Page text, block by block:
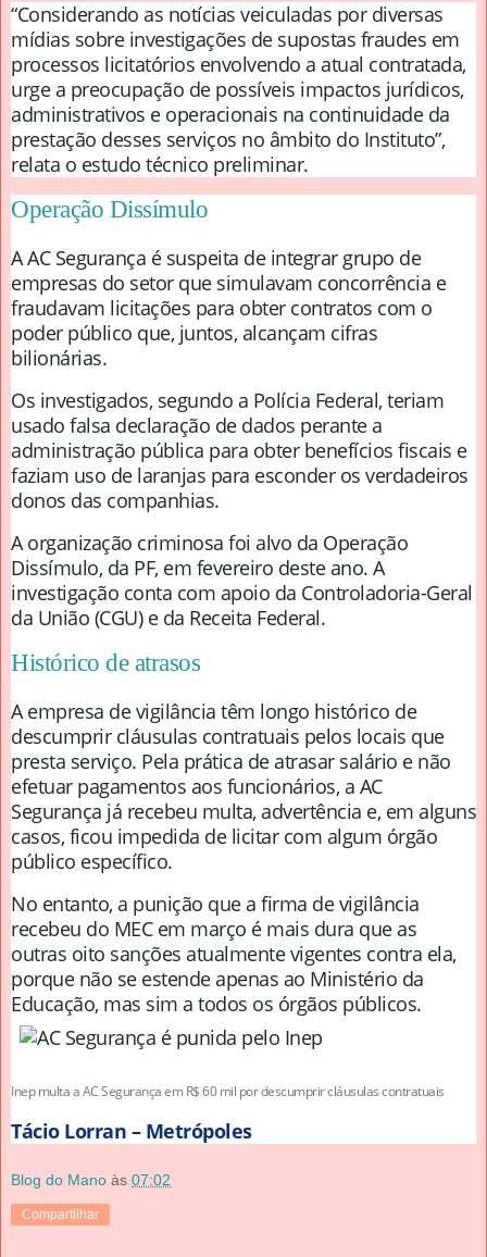
“Considerando as notícias veiculadas por diversas
mídias sobre investigações de supostas fraudes em
processos licitatórios envolvendo a atual contratada,
urge a preocupação de possíveis impactos jurídicos,
administrativos e operacionais na continuidade da
prestação desses serviços no âmbito do Instituto”,
relata o estudo técnico preliminar.
Operação Dissímulo
A AC Segurança é suspeita de integrar grupo de
empresas do setor que simulavam concorrência e
fraudavam licitações para obter contratos com o
poder público que, juntos, alcançam cifras
bilionárias.
Os investigados, segundo a Polícia Federal, teriam
usado falsa declaração de dados perante a
administração pública para obter benefícios fiscais e
faziam uso de laranjas para esconder os verdadeiros
donos das companhias.
A organização criminosa foi alvo da Operação
Dissímulo, da PF, em fevereiro deste ano. A
investigação conta com apoio da Controladoria-Geral
da União (CGU) e da Receita Federal.
Histórico de atrasos
A empresa de vigilância têm longo histórico de
descumprir cláusulas contratuais pelos locais que
presta serviço. Pela prática de atrasar salário e não
efetuar pagamentos aos funcionários, a AC
Segurança já recebeu multa, advertência e, em alguns
casos, ficou impedida de licitar com algum órgão
público específico.
No entanto, a punição que a firma de vigilância
recebeu do MEC em março é mais dura que as
outras oito sanções atualmente vigentes contra ela,
porque não se estende apenas ao Ministério da
Educação, mas sim a todos os órgãos públicos.
Inep multa a AC Segurança em R$ 60 mil por descumprir cláusulas contratuais
Tácio Lorran – Metrópoles
Blog do Mano às 07:02
Compartilhar